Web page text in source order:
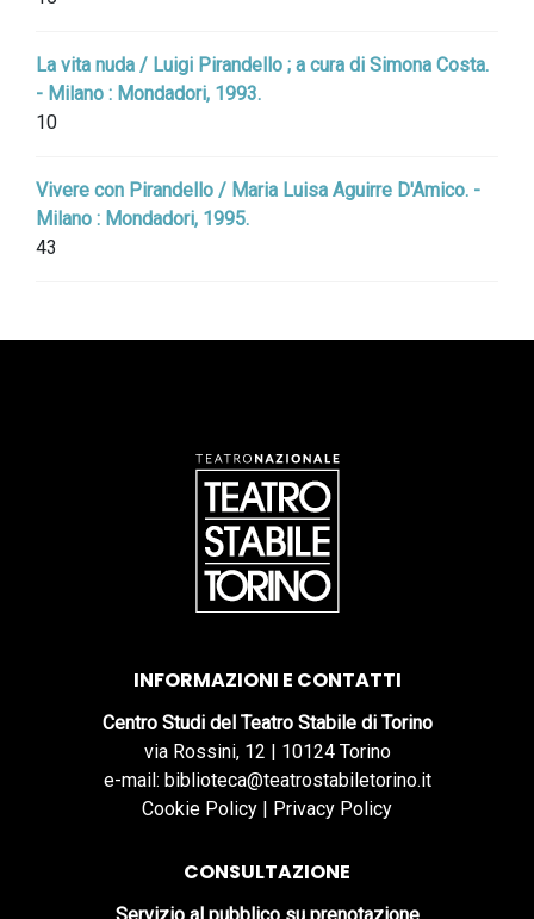
La vita nuda / Luigi Pirandello ; a cura di Simona Costa.
- Milano : Mondadori, 1993.
10
Vivere con Pirandello / Maria Luisa Aguirre D'Amico. -
Milano : Mondadori, 1995.
43
INFORMAZIONI E CONTATTI
Centro Studi del Teatro Stabile di Torino
via Rossini, 12 | 10124 Torino
e-mail: biblioteca@teatrostabiletorino.it
Cookie Policy | Privacy Policy
CONSULTAZIONE